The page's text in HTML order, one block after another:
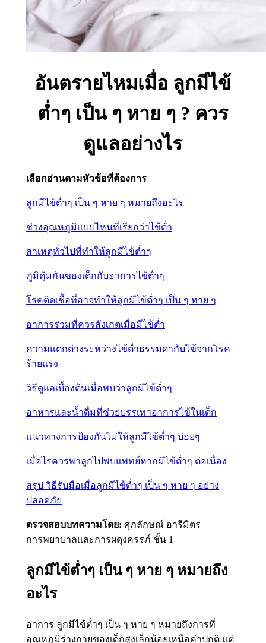
อันตรายไหมเมื่อ ลูกมีไข้
ต่ำๆ เป็น ๆ หาย ๆ ? ควร
ดูแลอย่างไร
เลือกอ่านตามหัวข้อที่ต้องการ
ลูกมีไข้ต่ำๆ เป็น ๆ หาย ๆ หมายถึงอะไร
ช่วงอุณหภูมิแบบไหนที่เรียกว่าไข้ต่ำ
สาเหตุทั่วไปที่ทำให้ลูกมีไข้ต่ำๆ
ภูมิคุ้มกันของเด็กกับอาการไข้ต่ำๆ
โรคติดเชื้อที่อาจทำให้ลูกมีไข้ต่ำๆ เป็น ๆ หาย ๆ
อาการร่วมที่ควรสังเกตเมื่อมีไข้ต่ำ
ความแตกต่างระหว่างไข้ต่ำธรรมดากับไข้จากโรค
ร้ายแรง
วิธีดูแลเบื้องต้นเมื่อพบว่าลูกมีไข้ต่ำๆ
อาหารและน้ำดื่มที่ช่วยบรรเทาอาการไข้ในเด็ก
แนวทางการป้องกันไม่ให้ลูกมีไข้ต่ำๆ บ่อยๆ
เมื่อไรควรพาลูกไปพบแพทย์หากมีไข้ต่ำๆ ต่อเนื่อง
สรุป วิธีรับมือเมื่อลูกมีไข้ต่ำๆ เป็น ๆ หาย ๆ อย่าง
ปลอดภัย
ตรวจสอบบทความโดย: ศุภลักษณ์ อารีมิตร
การพยาบาลและการผดุงครรภ์ ชั้น 1
ลูกมีไข้ต่ำๆ เป็น ๆ หาย ๆ หมายถึง
อะไร
อาการ ลูกมีไข้ต่ำๆ เป็น ๆ หาย ๆ หมายถึงการที่
อุณหภูมิร่างกายของเด็กสูงเล็กน้อยเหนือค่าปกติ แต่